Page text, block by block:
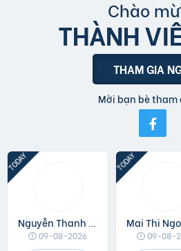
Chào
THÀNH
THAM GIA
Mời bạn bè tham
Nguyễn Thanh Đồng
09-08-2026 09-08-